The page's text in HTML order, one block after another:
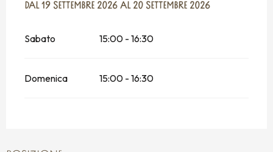
DAL19 SETTEMBRE 2026 AL20 SETTEMBRE 2026
DAL19 SETTEMBRE 2026 AL20 SETTEMBRE 2026
Sabato 15:00 - 16:30
Domenica 15:00 - 16:30